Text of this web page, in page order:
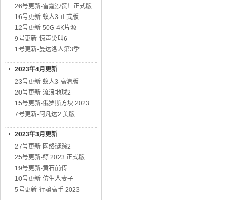
26号更新-雷霆沙赞！正式版
16号更新-蚁人3 正式版
12号更新-50G-4K片源
9号更新-惊声尖叫6
1号更新-曼达洛人第3季
2023年4月更新
23号更新-蚁人3 高清版
20号更新-流浪地球2
15号更新-俄罗斯方块 2023
7号更新-阿凡达2 美版
2023年3月更新
27号更新-网络谜踪2
25号更新-鲸 2023 正式版
19号更新-黄石前传
10号更新-仿生人妻子
5号更新-行骗高手 2023